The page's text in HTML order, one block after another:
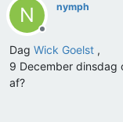
N
Offline
nymph
Dag Wick Goelst ,
9 December dinsdag
af?